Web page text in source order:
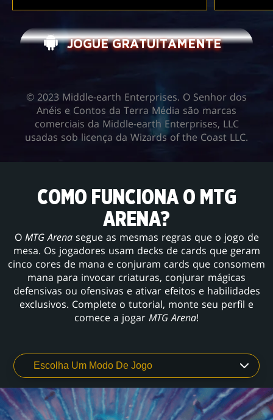
JOGUE GRATUITAMENTE
© 2023 Middle-earth Enterprises. O Senhor dos
Anéis e Contos da Terra Média são marcas
comerciais da Middle-earth Enterprises, LLC
usadas sob licença da Wizards of the Coast LLC.
COMO FUNCIONA O MTG
ARENA?
O MTG Arenasegue as mesmas regras que o jogo de
mesa. Os jogadores usam decks de cards que geram
cinco cores de mana e conjuram cards que consomem
mana para invocar criaturas, conjurar mágicas
defensivas ou ofensivas e ativar efeitos e habilidades
exclusivos. Complete o tutorial, monte seu perfil e
comece a jogar MTG Arena!